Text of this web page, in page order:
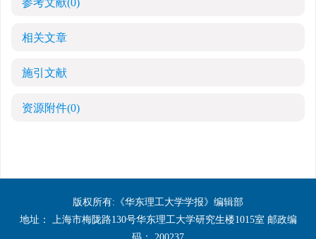
参考文献(0)
相关文章
施引文献
资源附件(0)
版权所有:《华东理工大学学报》编辑部
地址： 上海市梅陇路130号华东理工大学研究生楼1015室 邮政编